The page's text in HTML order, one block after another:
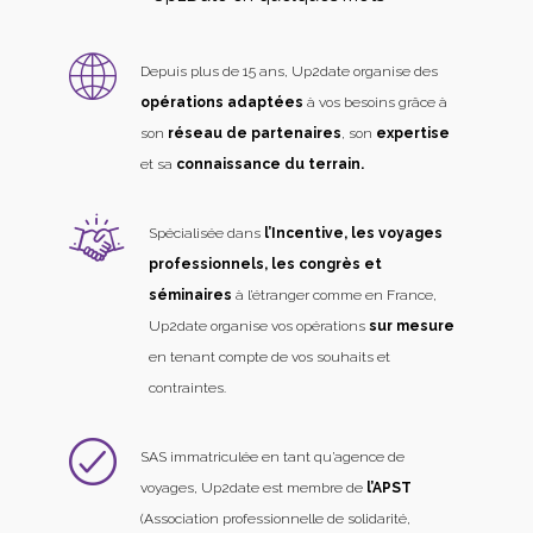
Depuis plus de 15 ans, Up2date organise des
opérations adaptées à vos besoins grâce à
son réseau de partenaires, son expertise
et sa connaissance du terrain.
Spécialisée dans l’Incentive, les voyages
professionnels, les congrès et
séminaires à l’étranger comme en France,
Up2date organise vos opérations sur mesure
en tenant compte de vos souhaits et
contraintes.
SAS immatriculée en tant qu’agence de
voyages, Up2date est membre de l’APST
(Association professionnelle de solidarité,